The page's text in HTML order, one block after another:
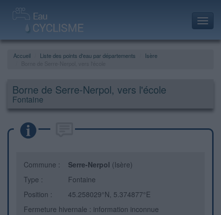
Accueil Liste des points d'eau par départements
Isère
Borne de Serre-Nerpol, vers l'école
Fontaine
Commune : Serre-Nerpol (Isère)
Type :
Fontaine
Position :
45.258029°N, 5.374877°E
Fermeture hivernale : information inconnue